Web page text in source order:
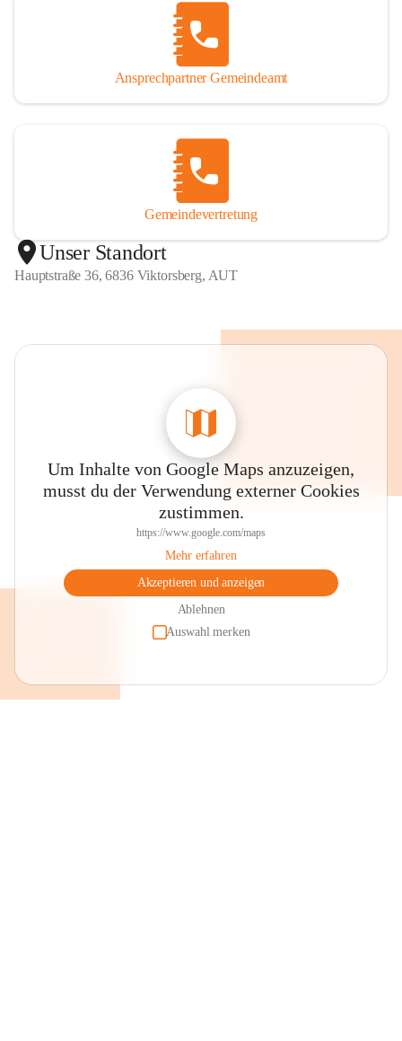
Ansprechpartner Gemeindeamt
Gemeindevertretung
Unser Standort
Hauptstraße 36, 6836 Viktorsberg, AUT
Um Inhalte von Google Maps anzuzeigen,
musst du der Verwendung externer Cookies
zustimmen.
https://www.google.com/maps
Mehr erfahren
Akzeptieren und anzeigen
Ablehnen
Auswahl merken